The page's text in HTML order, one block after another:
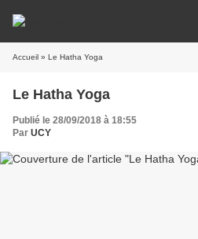
Accueil » Le Hatha Yoga
Le Hatha Yoga
Publié le 28/09/2018 à 18:55
Par UCY